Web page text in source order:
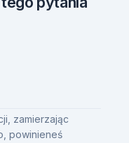
zamierzając
powinieneś